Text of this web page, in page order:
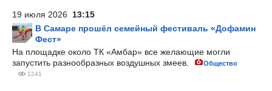
19 июля 2026 13:15
В Самаре прошёл семейный фестиваль «Дофамин
Фест»
На площадке около ТК «Амбар» все желающие могли
запустить разнообразных воздушных змеев.
Общество
1241